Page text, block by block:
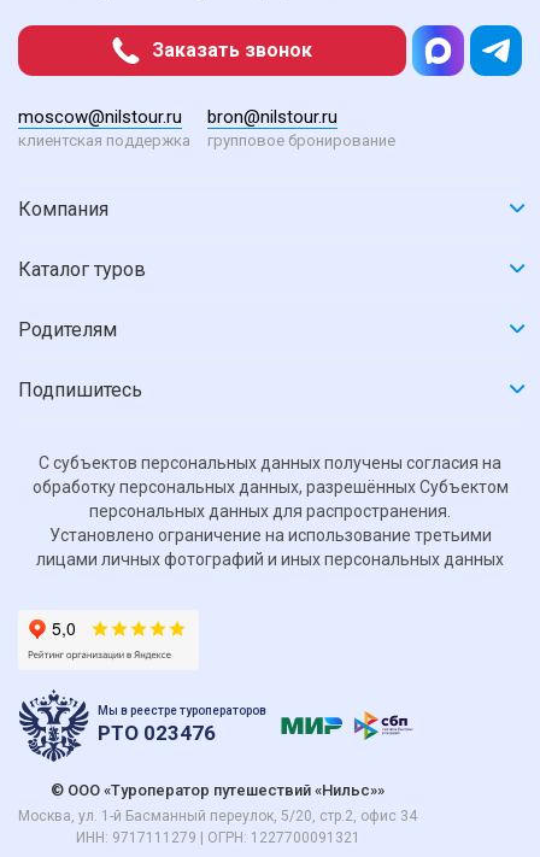
Заказать звонок
moscow@nilstour.ru
клиентская поддержка
bron@nilstour.ru
групповое бронирование
Компания
Каталог туров
Родителям
Подпишитесь
С субъектов персональных данных получены согласия на
обработку персональных данных, разрешённых Субъектом
персональных данных для распространения.
Установлено ограничение на использование третьими
лицами личных фотографий и иных персональных данных
© ОOO «Туроператор путешествий «Нильс»»
Москва, ул. 1-й Басманный переулок, 5/20, стр.2, офис 34
ИНН: 9717111279 | ОГРН: 1227700091321
Мы в реестре туроператоров
РТО 023476